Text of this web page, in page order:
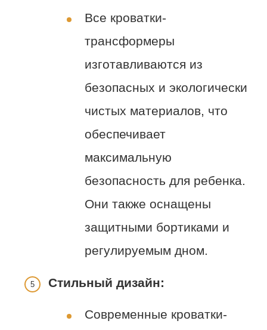
Все кроватки-
трансформеры
изготавливаются из
безопасных и экологически
чистых материалов, что
обеспечивает
максимальную
безопасность для ребенка.
Они также оснащены
защитными бортиками и
регулируемым дном.
Стильный дизайн:
Современные кроватки-